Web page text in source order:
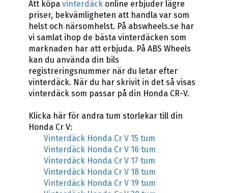
Att köpa vinterdäckonline erbjuder lägre
priser, bekvämligheten att handla var som
helst och närsomhelst. På abswheels.se har
vi samlat ihop de bästa vinterdäcken som
marknaden har att erbjuda. På ABS Wheels
kan du använda din bils
registreringsnummer när du letar efter
vinterdäck. När du har skrivit in det så visas
vinterdäck som passar på din Honda CR-V.
Klicka här för andra tum storlekar till din
Honda Cr V:
Vinterdäck Honda Cr V 15 tum
Vinterdäck Honda Cr V 16 tum
Vinterdäck Honda Cr V 17 tum
Vinterdäck Honda Cr V 18 tum
Vinterdäck Honda Cr V 19 tum